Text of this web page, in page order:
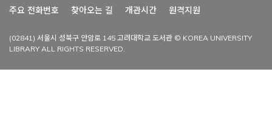
주요 전화번호
찾아오는 길 개관시간 원격지원
(02841) 서울시 성북구 안암로 145 고려대학교 도서관 © KOREA UNIVERSITY
LIBRARY ALL RIGHTS RESERVED.